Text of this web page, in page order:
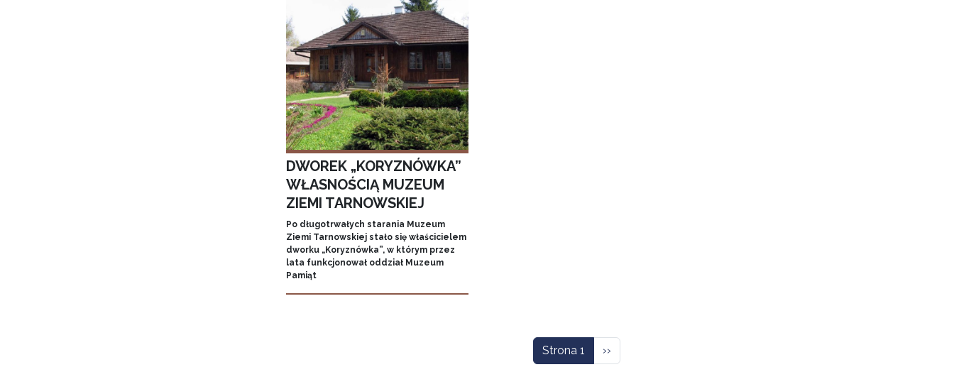
DWOREK „KORYZNÓWKA”
WŁASNOŚCIĄ MUZEUM
ZIEMI TARNOWSKIEJ
Po długotrwałych starania Muzeum
Ziemi Tarnowskiej stało się właścicielem
dworku „Koryznówka”, w którym przez
lata funkcjonował oddział Muzeum
Pamiąt
Strona 1 Następna strona
››